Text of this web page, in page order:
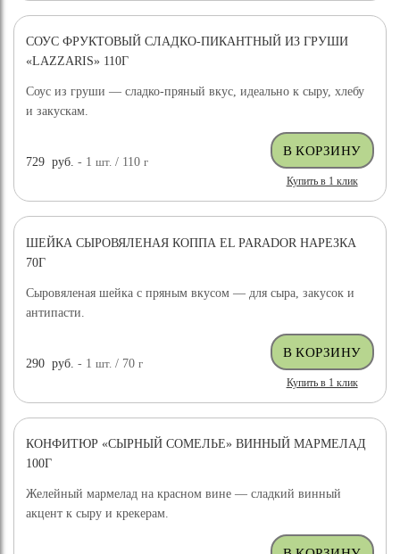
СОУС ФРУКТОВЫЙ СЛАДКО-ПИКАНТНЫЙ ИЗ ГРУШИ
«LAZZARIS» 110Г
Соус из груши — сладко-пряный вкус, идеально к сыру, хлебу
и закускам.
729 руб. - 1шт. / 110г
Купить в 1 клик
ШЕЙКА СЫРОВЯЛЕНАЯ КОППА EL PARADOR НАРЕЗКА
70Г
Сыровяленая шейка с пряным вкусом — для сыра, закусок и
антипасти.
290 руб. - 1шт. / 70г
Купить в 1 клик
КОНФИТЮР «СЫРНЫЙ СОМЕЛЬЕ» ВИННЫЙ МАРМЕЛАД
100Г
Желейный мармелад на красном вине — сладкий винный
акцент к сыру и крекерам.